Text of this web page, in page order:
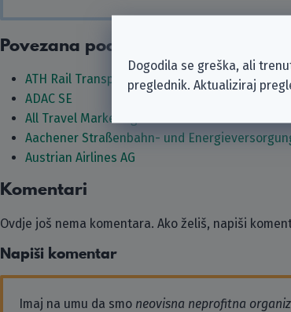
Povezana poduzeća
ATH Rail Transport Beteiligungsgesellschaft
ADAC SE
All Travel Marketing GmbH
Aachener Straßenbahn- und
Austrian Airlines AG
Komentari
Ovdje još nema komentara. Ako želiš, napiši
Napiši komentar
Imaj na umu da smo neovisna neprofitna
Dogodila se greška, ali
preglednik. Aktualiziraj